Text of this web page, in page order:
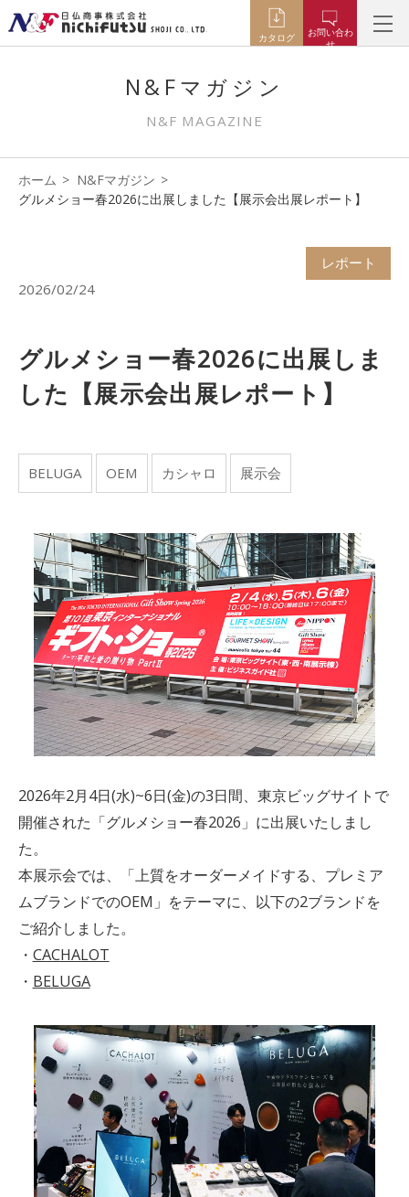
カタログ
お問い合わ
せ
N&Fマガジン
N&F MAGAZINE
ホーム
N&Fマガジン
グルメショー春2026に出展しました【展示会出展レポート】
レポート
2026/02/24
グルメショー春2026に出展しま
した【展示会出展レポート】
BELUGA OEM カシャロ 展示会
2026年2月4日(水)~6日(金)の3日間、東京ビッグサイトで
開催された「グルメショー春2026」に出展いたしまし
た。
本展示会では、「上質をオーダーメイドする、プレミア
ムブランドでのOEM」をテーマに、以下の2ブランドを
ご紹介しました。
・ CACHALOT
・ BELUGA